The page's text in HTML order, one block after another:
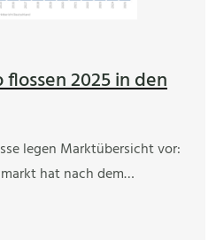
flossen 2025 in den
legen Marktübersicht vor:
hat nach dem…